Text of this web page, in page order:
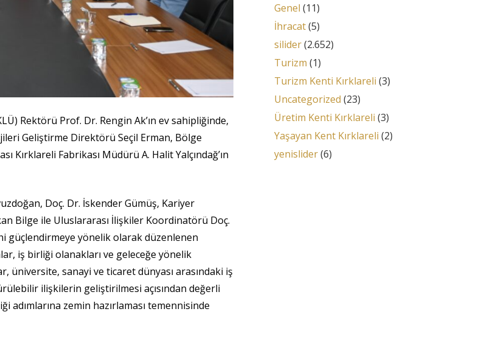
Rektörü Prof. Dr. Rengin Ak’ın ev sahipliğinde,
Geliştirme Direktörü Seçil Erman, Bölge
Kırklareli Fabrikası Müdürü A. Halit Yalçındağ’ın
Doç. Dr. İskender Gümüş, Kariyer
Bilge ile Uluslararası İlişkiler Koordinatörü Doç.
güçlendirmeye yönelik olarak düzenlenen
iş birliği olanakları ve geleceğe yönelik
üniversite, sanayi ve ticaret dünyası arasındaki iş
ilişkilerin geliştirilmesi açısından değerli
zemin hazırlaması temennisinde
Genel (11)
İhracat(5)
silider(2.652)
Turizm (1)
Turizm Kenti Kırklareli (3)
Uncategorized (23)
Üretim Kenti Kırklareli (3)
Yaşayan Kent Kırklareli (2)
yenislider(6)